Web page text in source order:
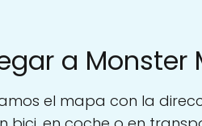
a
el mapa con la